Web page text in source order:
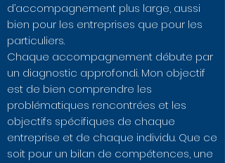
d’accompagnement plus large, aussi
bien pour les entreprises que pour les
particuliers.
Chaque accompagnement débute par
un diagnostic approfondi. Mon objectif
est de bien comprendre les
problématiques rencontrées et les
objectifs spécifiques de chaque
entreprise et de chaque individu. Que ce
soit pour un bilan de compétences, une